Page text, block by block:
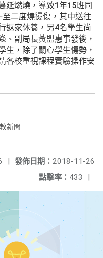
延燃燒，導致1年15班同
二度燒燙傷，其中送往
返家休養，另4名學生尚
、副局長黃盟惠事發後，
生，除了關心學生傷勢，
各校重視課程實驗操作安
新聞
發佈日期： 2018-11-26
|
點擊率： 433 |